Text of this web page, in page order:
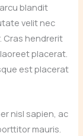
blandit
velit nec
Cras hendrerit
placerat.
est placerat
nisl sapien, ac
mauris.